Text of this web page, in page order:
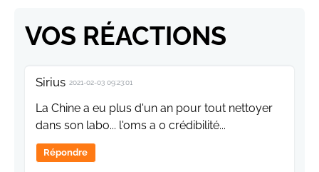
VOS RÉACTIONS
Sirius 2021-02-03 09:23:01
La Chine a eu plus d'un an pour tout nettoyer
dans son labo... l'oms a 0 crédibilité...
Répondre